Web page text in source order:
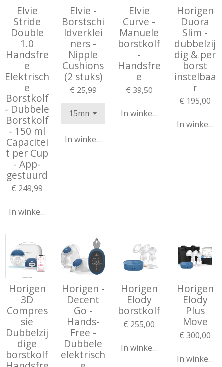
Elvie
Stride
Double
1.0
Handsfre
e
Elektrisch
e
Borstkolf
- Dubbele
Borstkolf
- 150 ml
Capacitei
t per Cup
- App-
gestuurd
€ 249,99
In winkelwagen
Elvie -
Borstschi
ldverklei
ners -
Nipple
Cushions
(2 stuks)
€ 25,99
In winkelwagen
Elvie
Curve -
Manuele
borstkolf
-
Handsfre
e
€ 39,50
In winkelwagen
Horigen
Duora
Slim -
dubbelzij
dig & per
borst
instelbaa
r
€ 195,00
In
Horigen
3D
Compres
sie
Dubbelzij
dige
borstkolf
Horigen -
Decent
Go -
Hands-
Free -
Dubbele
elektrisch
Horigen
Elody
borstkolf
€ 255,00
In winkelwagen
Horigen
Elody
Plus
Move
€ 300,00
In